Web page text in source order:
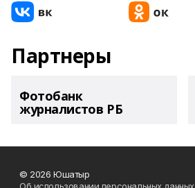
Партнеры
Фотобанк
журналистов РБ
© 2026 Юшатыр